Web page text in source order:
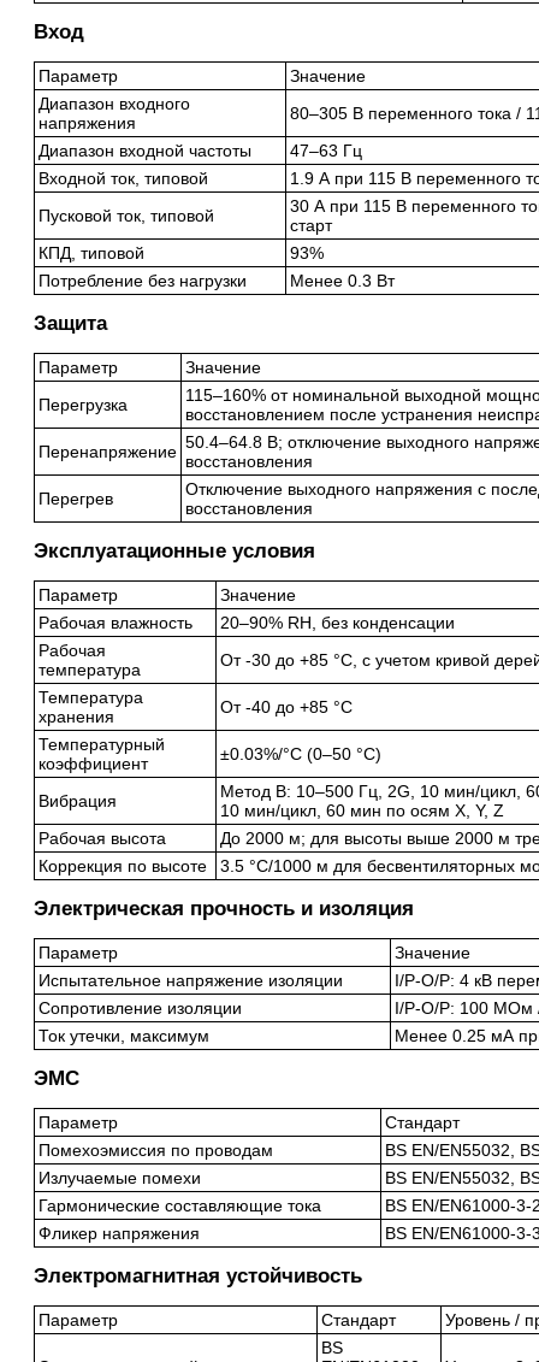
Вход
Параметр
Значение
Диапазон входного
напряжения
80–305 В переменного тока /
Диапазон входной частоты
47–63 Гц
Входной ток, типовой
1.9 А при 115 В переменного
Пусковой ток, типовой
30 А при 115 В переменного
старт
КПД, типовой
93%
Потребление без нагрузки
Менее 0.3 Вт
Защита
Параметр
Значение
Перегрузка
115–160% от номинальной выходной
восстановлением после устранения
Перенапряжение 50.4–64.8 В; отключение выходного
восстановления
Перегрев
Отключение выходного напряжения с
восстановления
Эксплуатационные условия
Параметр
Значение
Рабочая влажность
20–90% RH, без конденсации
Рабочая
температура
От -30 до +85 °C, с учетом кривой
Температура
хранения
От -40 до +85 °C
Температурный
коэффициент
±0.03%/°C (0–50 °C)
Вибрация
Метод B: 10–500 Гц, 2G, 10 мин/цикл,
10 мин/цикл, 60 мин по осям X, Y, Z
Рабочая высота
До 2000 м; для высоты выше 2000 м
Коррекция по высоте
3.5 °C/1000 м для бесвентиляторных
Электрическая прочность и изоляция
Параметр
Значение
Испытательное напряжение изоляции
I/P-O/P: 4 кВ
Сопротивление изоляции
I/P-O/P: 100 МОм /
Ток утечки, максимум
Менее 0.25 мА
ЭМС
Параметр
Стандарт
Помехоэмиссия по проводам
BS EN/EN55032,
Излучаемые помехи
BS EN/EN55032,
Гармонические составляющие тока
BS EN/EN61000-3-
Фликер напряжения
BS EN/EN61000-3-
Электромагнитная устойчивость
Параметр Стандарт Уровень /
BS